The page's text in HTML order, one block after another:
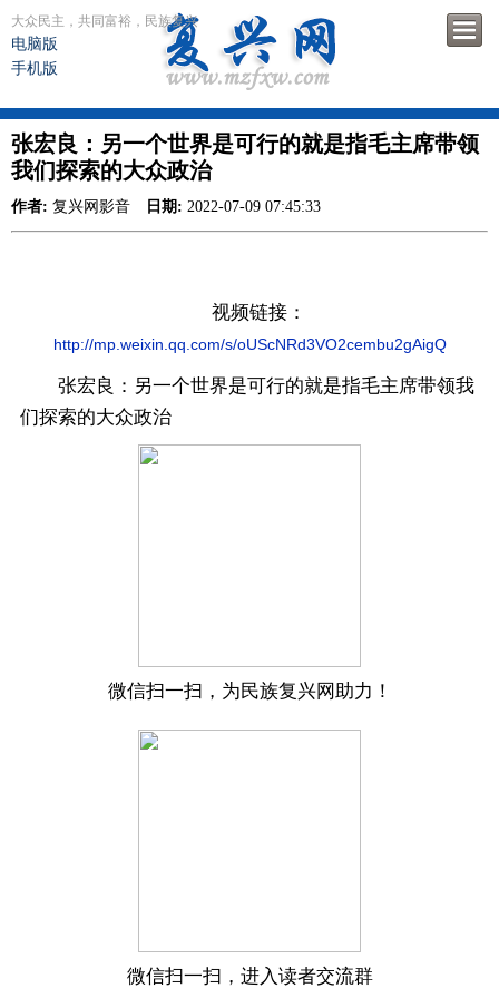
大众民主，共同富裕，民族复兴
电脑版
手机版
张宏良：另一个世界是可行的就是指毛主席带领
我们探索的大众政治
作者: 复兴网影音 日期: 2022-07-09 07:45:33
视频链接：
http://mp.weixin.qq.com/s/oUScNRd3VO2cembu2gAigQ
张宏良：另一个世界是可行的就是指毛主席带领我
们探索的大众政治
微信扫一扫，为民族复兴网助力！
微信扫一扫，进入读者交流群